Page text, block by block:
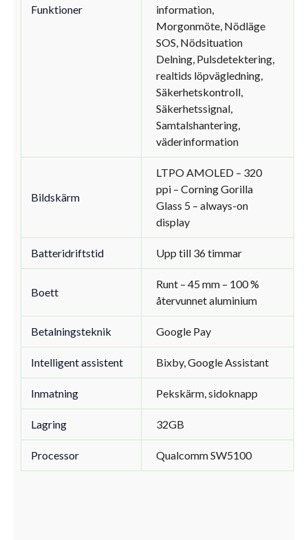
Funktioner
information,
Morgonmöte, Nödläge
SOS, Nödsituation
Delning, Pulsdetektering,
realtids löpvägledning,
Säkerhetskontroll,
Säkerhetssignal,
Samtalshantering,
väderinformation
Bildskärm
LTPO AMOLED – 320
ppi – Corning Gorilla
Glass 5 – always-on
display
Batteridriftstid Upp till 36 timmar
Boett
Runt – 45 mm – 100 %
återvunnet aluminium
Betalningsteknik Google Pay
Intelligent assistent Bixby, Google Assistant
Inmatning Pekskärm, sidoknapp
Lagring 32GB
Processor Qualcomm SW5100